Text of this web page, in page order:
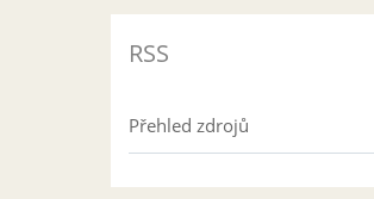
RSS
Přehled zdrojů